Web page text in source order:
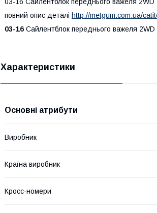
повний опис деталі http://metgum.com.ua/
03-16 Сайлентблок переднього важеля
Характеристики
Основні атрибути
Виробник
Країна виробник
Кросс-номери